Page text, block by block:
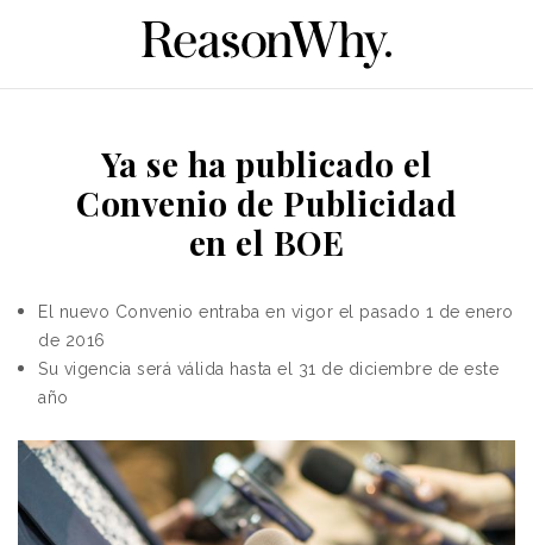
Ya se ha publicado el
Convenio de Publicidad
en el BOE
El nuevo Convenio entraba en vigor el pasado 1 de enero
de 2016
Su vigencia será válida hasta el 31 de diciembre de este
año